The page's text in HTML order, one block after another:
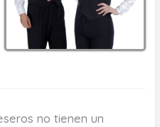
no tienen un